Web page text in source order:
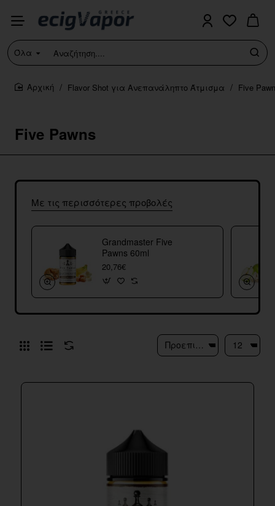
Όλα
Αναζήτηση....
Five Pawns
home
Flavor Shot για Ανεπανάληπτο Άτμισμα Five
Με τις περισσότερες προβολές
Grandmaster Five
Pawns 60ml
20,76€